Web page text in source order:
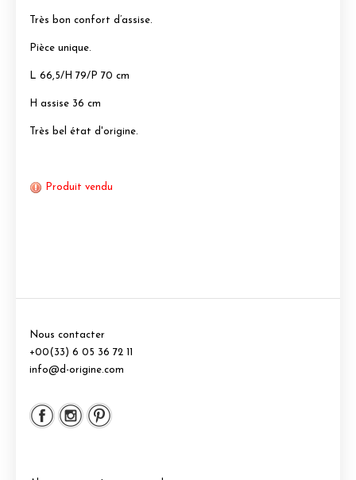
Très bon confort d’assise.
Pièce unique.
L 66,5/H 79/P 70 cm
H assise 36 cm
Très bel état d'origine.
Produit vendu
Nous contacter
+00(33) 6 05 36 72 11
info@d-origine.com